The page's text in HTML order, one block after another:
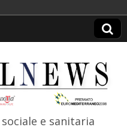
e sanitaria